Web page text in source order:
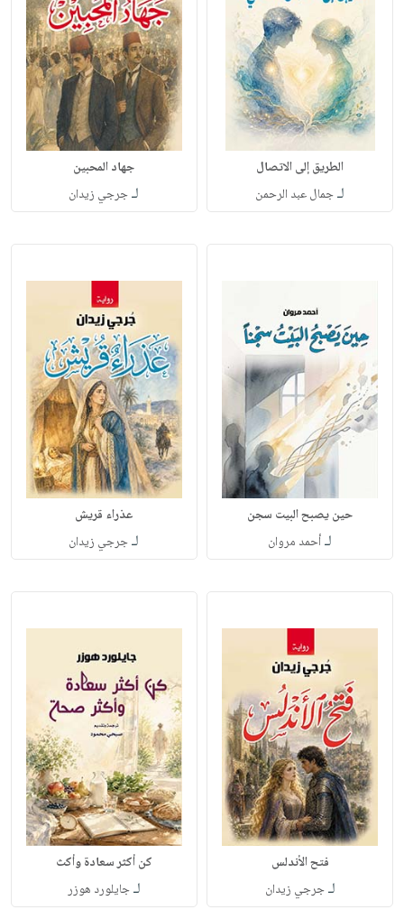
الطريق إلى الاتصال
لـجمال عبد الرحمن
جهاد المحبين
لـجرجي زيدان
حين يصبح البيت سجن
لـأحمد مروان
عذراء قريش
لـجرجي زيدان
فتح الأندلس
لـجرجي زيدان
كن أكثر سعادة وأكث
لـجايلورد هوزر